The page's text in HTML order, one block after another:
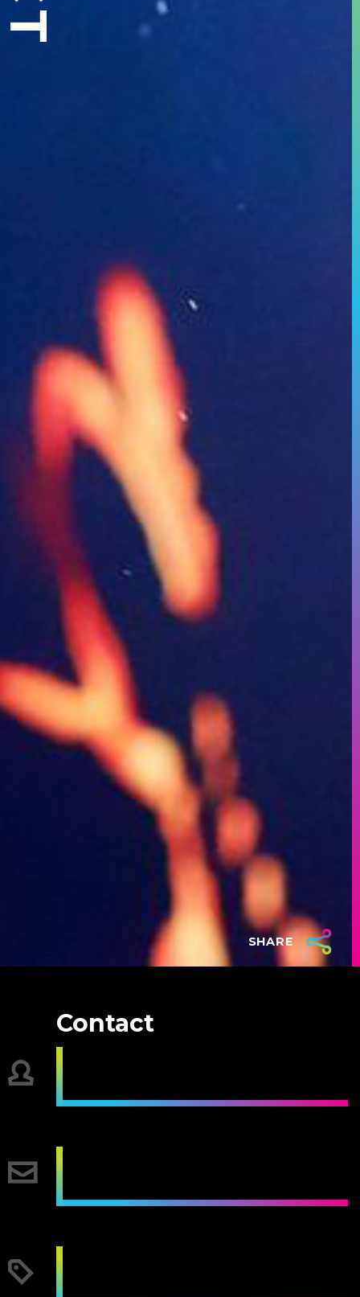
SHARE
Contact
Contact
formulier